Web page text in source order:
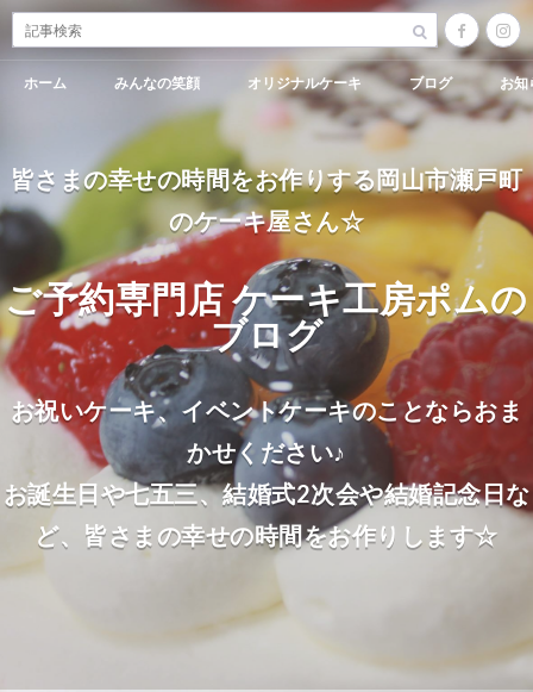
ホーム みんなの笑顔 オリジナルケーキ ブログ お知
皆さまの幸せの時間をお作りする岡山市瀬戸町
のケーキ屋さん☆
ご予約専門店 ケーキ工房ポムの
ブログ
お祝いケーキ、イベントケーキのことならおま
かせください♪
お誕生日や七五三、結婚式2次会や結婚記念日な
ど、皆さまの幸せの時間をお作りします☆